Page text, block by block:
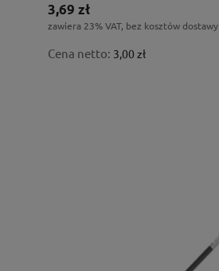
3,69 zł
zawiera 23% VAT, bez kosztów dostawy
Cena netto: 3,00 zł